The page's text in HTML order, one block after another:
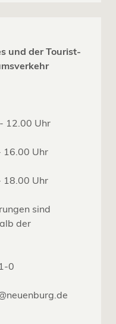
und der Tourist-
12.00 Uhr
Uhr
Uhr
sind
der
0